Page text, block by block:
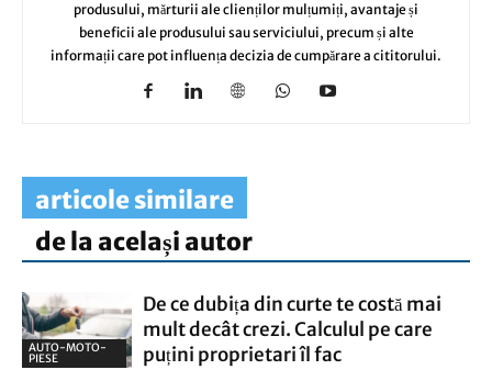
produsului, mărturii ale clienților mulțumiți, avantaje și
beneficii ale produsului sau serviciului, precum și alte
informații care pot influența decizia de cumpărare a cititorului.
articole similare
de la același autor
AUTO-MOTO-
PIESE
De ce dubița din curte te costă mai
mult decât crezi. Calculul pe care
puțini proprietari îl fac